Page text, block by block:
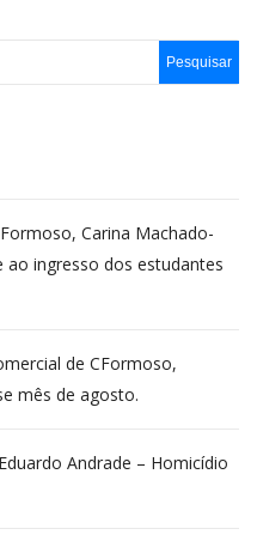
Carina Machado-
ingresso dos estudantes
de CFormoso,
mês de agosto.
Andrade – Homicídio